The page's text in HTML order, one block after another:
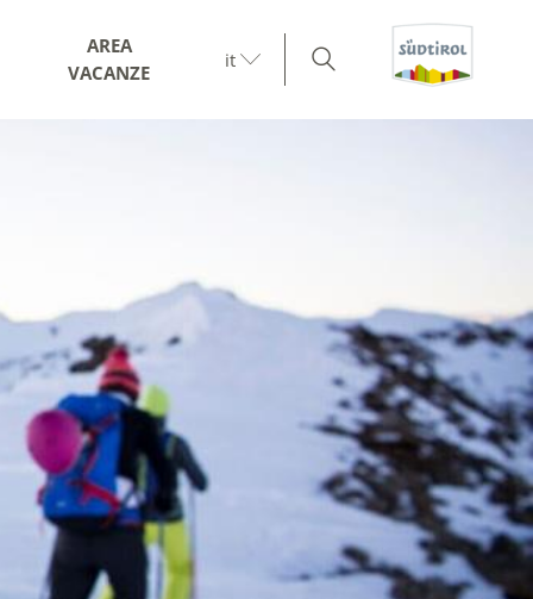
AREA
VACANZE
it